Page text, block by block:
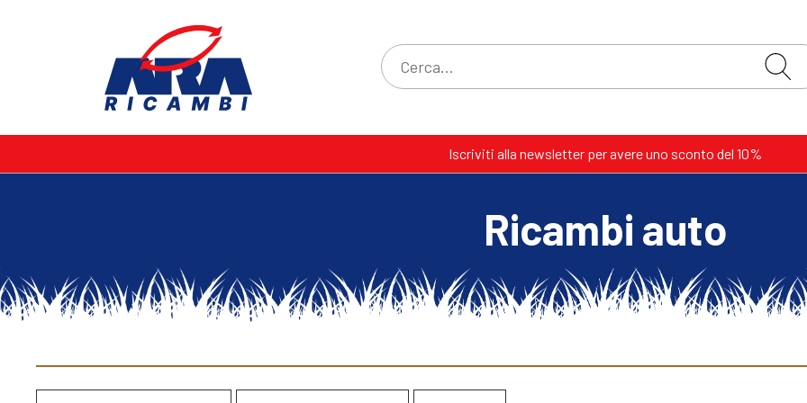
Iscriviti alla newsletter per avere uno sconto del 10%
Ricambi auto